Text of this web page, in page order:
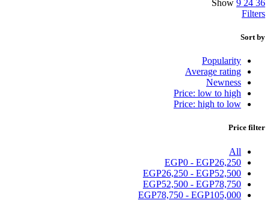
Show 9 24 36
Filters
Sort by
Popularity
Average rating
Newness
Price: low to high
Price: high to low
Price filter
All
EGP0 - EGP26,250
EGP26,250 - EGP52,500
EGP52,500 - EGP78,750
EGP78,750 - EGP105,000